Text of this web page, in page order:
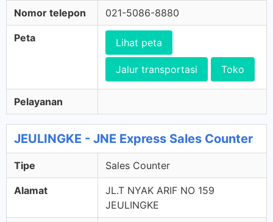
Nomor telepon 021-5086-8880
Peta Lihat peta
Jalur transportasi Toko
Pelayanan
JEULINGKE - JNE Express Sales Counter
Tipe Sales Counter
Alamat
JL.T NYAK ARIF NO 159
JEULINGKE